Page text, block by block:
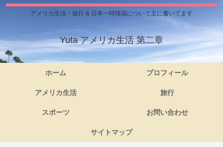
アメリカ生活・旅行 & 日本一時帰国について主に書いてます
Yuta アメリカ生活 第二章
ホーム プロフィール
アメリカ生活 旅行
スポーツ お問い合わせ
サイトマップ